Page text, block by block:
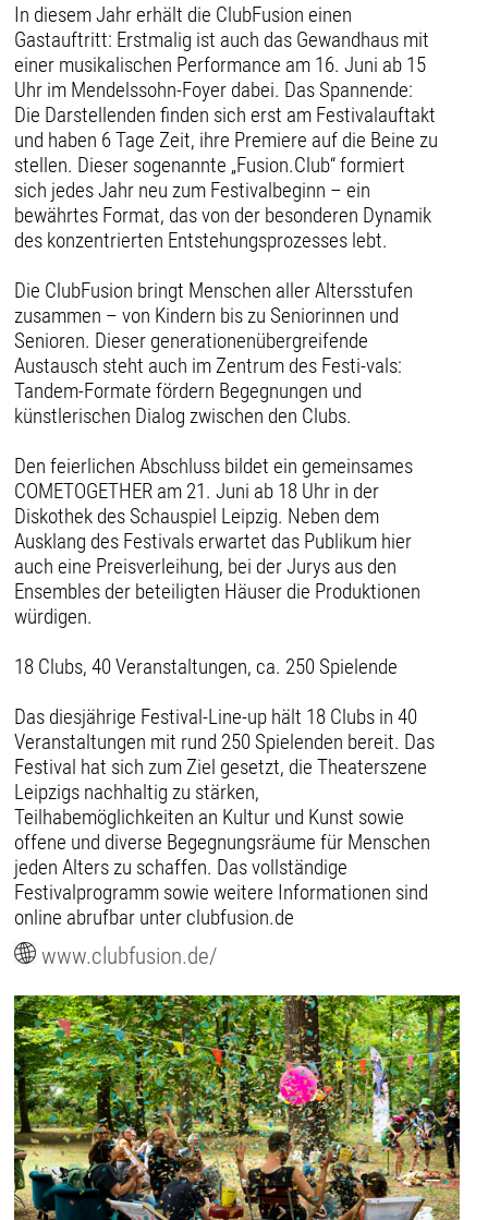
In diesem Jahr erhält die ClubFusion einen
Gastauftritt: Erstmalig ist auch das Gewandhaus mit
einer musikalischen Performance am 16. Juni ab 15
Uhr im Mendelssohn-Foyer dabei. Das Spannende:
Die Darstellenden finden sich erst am Festivalauftakt
und haben 6 Tage Zeit, ihre Premiere auf die Beine zu
stellen. Dieser sogenannte „Fusion.Club“ formiert
sich jedes Jahr neu zum Festivalbeginn – ein
bewährtes Format, das von der besonderen Dynamik
des konzentrierten Entstehungsprozesses lebt.
Die ClubFusion bringt Menschen aller Altersstufen
zusammen – von Kindern bis zu Seniorinnen und
Senioren. Dieser generationenübergreifende
Austausch steht auch im Zentrum des Festi-vals:
Tandem-Formate fördern Begegnungen und
künstlerischen Dialog zwischen den Clubs.
Den feierlichen Abschluss bildet ein gemeinsames
COMETOGETHER am 21. Juni ab 18 Uhr in der
Diskothek des Schauspiel Leipzig. Neben dem
Ausklang des Festivals erwartet das Publikum hier
auch eine Preisverleihung, bei der Jurys aus den
Ensembles der beteiligten Häuser die Produktionen
würdigen.
18 Clubs, 40 Veranstaltungen, ca. 250 Spielende
Das diesjährige Festival-Line-up hält 18 Clubs in 40
Veranstaltungen mit rund 250 Spielenden bereit. Das
Festival hat sich zum Ziel gesetzt, die Theaterszene
Leipzigs nachhaltig zu stärken,
Teilhabemöglichkeiten an Kultur und Kunst sowie
offene und diverse Begegnungsräume für Menschen
jeden Alters zu schaffen. Das vollständige
Festivalprogramm sowie weitere Informationen sind
online abrufbar unter clubfusion.de
www.clubfusion.de/